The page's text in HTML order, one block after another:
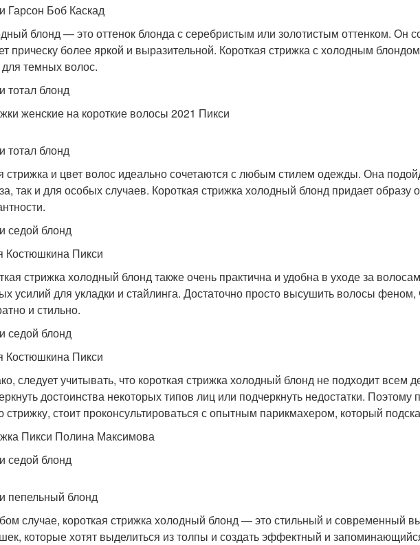
Гарсон Боб Каскад
блонд — это оттенок блонда с серебристым или золотистым оттенком. Он
прическу более яркой и выразительной. Короткая стрижка с холодным
для темных волос.
тотал блонд
женские на короткие волосы 2021 Пикси
тотал блонд
стрижка и цвет волос идеально сочетаются с любым стилем одежды. Она
так и для особых случаев. Короткая стрижка холодный блонд придает образу
седой блонд
Костюшкина Пикси
стрижка холодный блонд также очень практична и удобна в уходе за
усилий для укладки и стайлинга. Достаточно просто высушить волосы
и стильно.
седой блонд
Костюшкина Пикси
следует учитывать, что короткая стрижка холодный блонд не подходит всем
достоинства некоторых типов лиц или подчеркнуть недостатки.
стрижку, стоит проконсультироваться с опытным парикмахером, который
Пикси Полина Максимова
седой блонд
пепельный блонд
случае, короткая стрижка холодный блонд — это стильный и современный
которые хотят выделиться из толпы и создать эффектный и